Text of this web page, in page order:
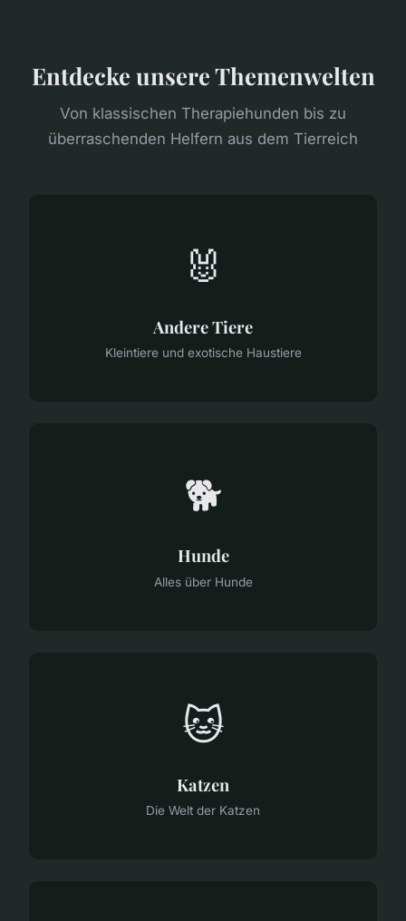
Entdecke unsere Themenwelten
Von klassischen Therapiehunden bis zu
überraschenden Helfern aus dem Tierreich
🐰
Andere Tiere
Kleintiere und exotische Haustiere
🐕
Hunde
Alles über Hunde
🐱
Katzen
Die Welt der Katzen